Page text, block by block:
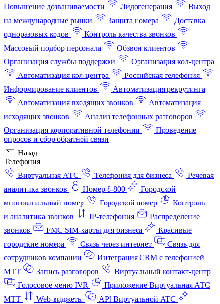
Повышение дозваниваемости
Лидогенерация
Выход
на международные рынки
Защита номера
Доставка
одноразовых кодов
Контроль качества звонков
Массовый подбор персонала
Обзвон клиентов
Организация службы поддержки
Организация кол-центра
Автоматизация кол-центра
Российская телефония
Информирование клиентов
Автоматизация рекрутинга
Автоматизация входящих звонков
Автоматизация
исходящих звонков
Анализ телефонных разговоров
Организация корпоративной телефонии
Проведение
опросов и сбор обратной связи
Назад
Телефония
Виртуальная АТС
Телефония для бизнеса
Речевая
аналитика звонков
Номер 8-800
Городской
многоканальный номер
Городской номер
Контроль
и аналитика звонков
IP-телефония
Распределение
звонков
FMC SIM-карты для бизнеса
Красивые
городские номера
Связь через интернет
Связь для
сотрудников компании
Интеграция CRM с телефонией
МТТ
Запись разговоров
Виртуальный контакт‑центр
Голосовое меню IVR
Приложение Виртуальная АТС
МТТ
Web-виджеты
API Виртуальной АТС